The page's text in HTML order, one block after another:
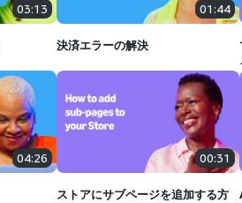
03:13 01:44
決済エラーの解決
04:26 00:31
ストアにサブページを追加する方